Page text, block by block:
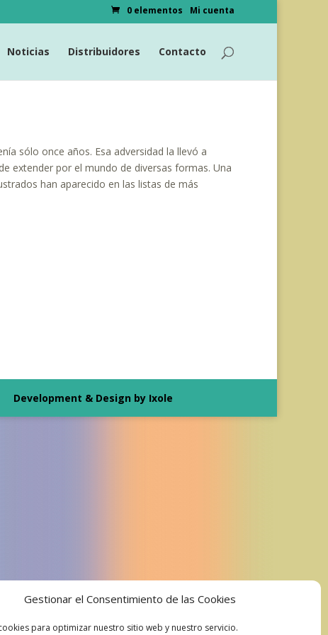
Gestionar el Consentimiento de las Cookies
para optimizar nuestro sitio web y nuestro servicio.
Mi cuenta
0 elementos
Noticias Distribuidores Contacto
sólo once años. Esa adversidad la llevó a
extender por el mundo de diversas formas. Una
han aparecido en las listas de más
Development & Design by Ixole